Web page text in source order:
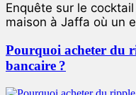
Enquête sur le
maison à Jaffa où un
Pourquoi acheter du
bancaire ?